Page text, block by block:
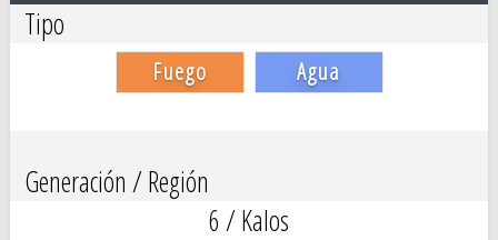
Tipo
Fuego Agua
Generación / Región
6 / Kalos